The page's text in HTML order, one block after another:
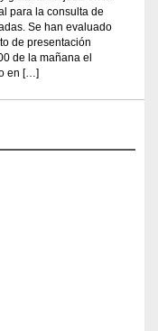
para la consulta de
Se han evaluado
de presentación
de la mañana el
en […]